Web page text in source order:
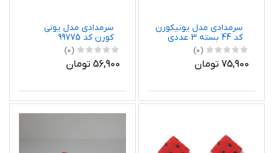
سرمدادی مدل یونیکورن
کد 44 بسته 3 عددی
(0)
75,900 تومان
سرمدادی مدل یونی
کورن کد 99775
(0)
56,900 تومان